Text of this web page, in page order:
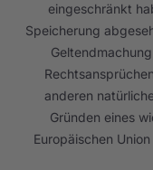
eingeschränkt
Speicherung
anderen
Gründen eines
Europäischen